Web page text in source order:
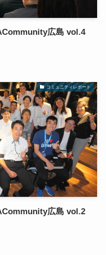
広島 vol.4
コミュニティレポート
広島 vol.2